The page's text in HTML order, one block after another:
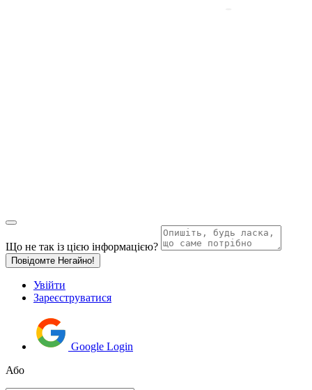
Що не так із цією інформацією?
Повідомте Негайно!
Увійти
Зареєструватися
Google Login
Або